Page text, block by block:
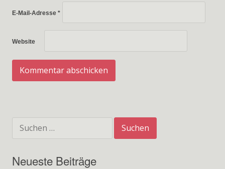
E-Mail-Adresse *
Website
nach:
Neueste Beiträge